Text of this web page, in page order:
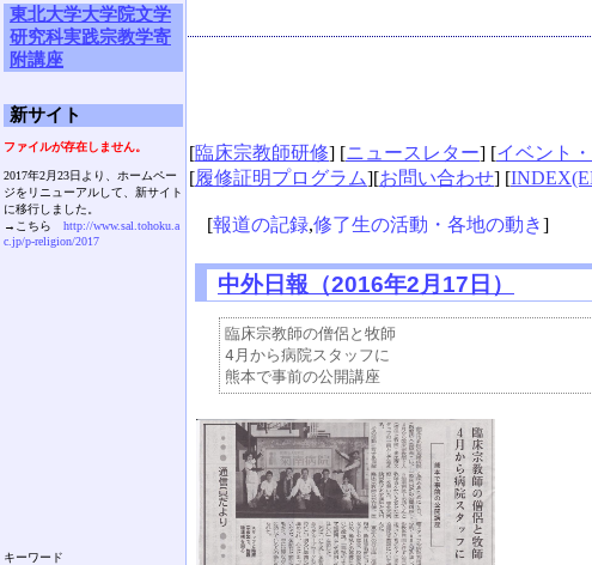
[臨床宗教師研修] [ニュースレター] [イベント
[履修証明プログラム][お問い合わせ] [
[報道の記録,修了生の活動・各地の動き]
中外日報（2016年2月17日）
臨床宗教師の僧侶と牧師
4月から病院スタッフに
東北大学大学院文学
研究科実践宗教学寄
附講座
新サイト
ファイルが存在しません。
2017年2月23日より、ホームペー
ジをリニューアルして、新サイト
に移行しました。
→こちら http://www.sal.tohoku.a
c.jp/p-religion/2017
キーワード